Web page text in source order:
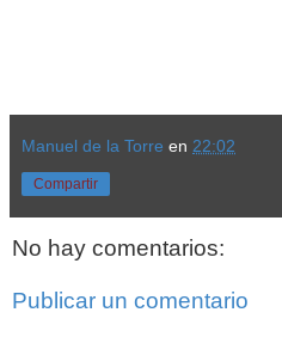
Manuel de la Torre en 22:02
Compartir
No hay comentarios:
Publicar un comentario